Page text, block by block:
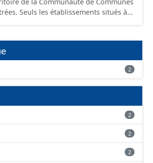
situés à
prescriptions du standard CNIG Sites
lot ne contient pas la référence aux
économique à ce jour. Il est filtré au-
du CNIG se limitant aux SCI.
2
2
2
2